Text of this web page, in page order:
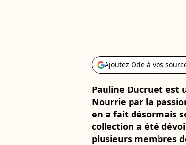
Ajoutez Ode à vos
Pauline Ducruet est
Nourrie par la
en a fait désormais
collection a été
plusieurs membres